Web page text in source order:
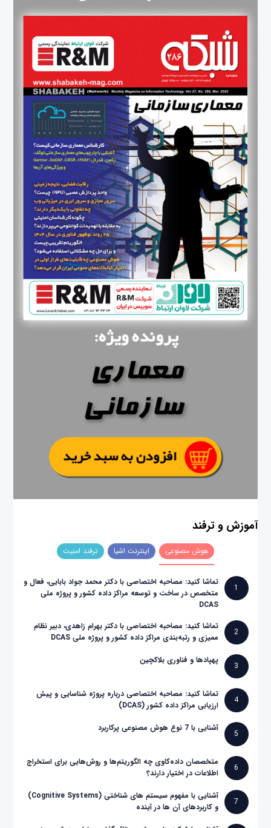
آموزش و ترفند
هوش مصنوعی اینترنت اشیا ترفند امنیت
1
تماشا کنید: مصاحبه اختصاصی با دکتر محمد جواد بابایی، فعال و
متخصص در ساخت و توسعه مراکز داده کشور و پروژه ملی
DCAS
2
تماشا کنید: مصاحبه اختصاصی با دکتر بهرام زاهدی، دبیر نظام
ممیزی و رتبه‌بندی مراکز داده کشور و پروژه ملی DCAS
3
پهپادها و فناوری بلاکچین
4
تماشا کنید: مصاحبه اختصاصی درباره پروژه شناسایی و پیش
ارزیابی مراکز داده کشور (DCAS)
5
آشنایی با 7 نوع هوش مصنوعی پرکاربرد
6
متخصصان داده‌کاوی چه الگوریتم‌ها و روش‌هایی برای استخراج
اطلاعات در اختیار دارند؟
7
آشنایی با مفهوم سیستم های شناختی (Cognitive Systems)
و کاربردهای آن ها در آینده